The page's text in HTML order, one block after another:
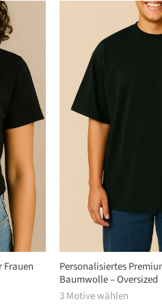
Frauen
Personalisiertes
Baumwolle – Oversized
3 Motive wählen